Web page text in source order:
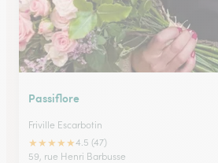
Passiflore
Friville Escarbotin
★★★★★4.5 (47)
59, rue Henri Barbusse